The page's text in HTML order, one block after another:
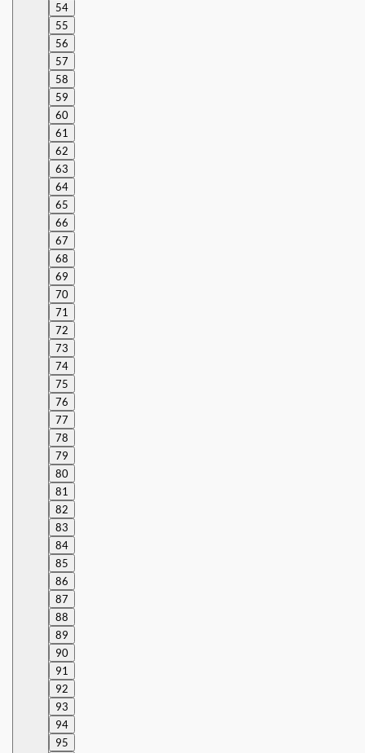
54
55
56
57
58
59
60
61
62
63
64
65
66
67
68
69
70
71
72
73
74
75
76
77
78
79
80
81
82
83
84
85
86
87
88
89
90
91
92
93
94
95